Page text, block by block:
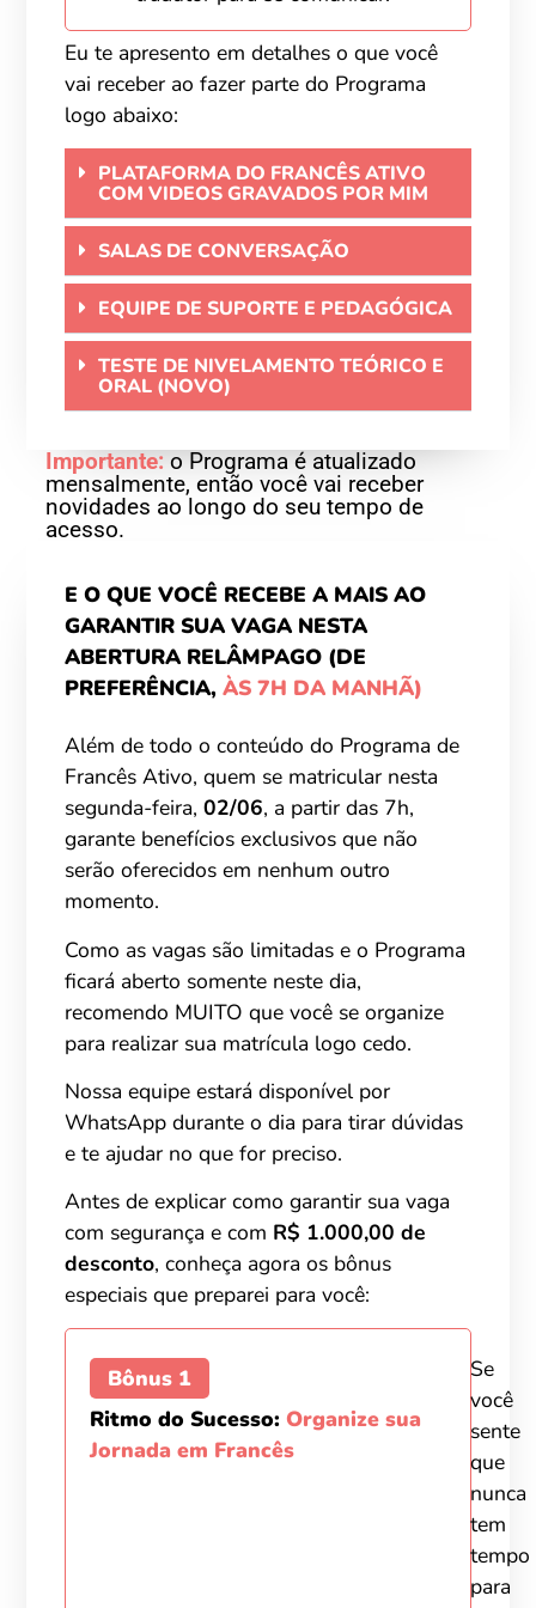
Eu te apresentoem detalhes o que você
vai receber ao fazer parte do Programa
logo abaixo:
PLATAFORMA DO FRANCÊS ATIVO
COM VIDEOS GRAVADOS POR MIM
SALAS DE CONVERSAÇÃO
EQUIPE DE SUPORTE E PEDAGÓGICA
TESTE DE NIVELAMENTO TEÓRICO E
ORAL (NOVO)
Importante: o Programa é atualizado
mensalmente, então você vai receber
novidades ao longo do seu tempo de
acesso.
E O QUE VOCÊ RECEBE A MAIS AO
GARANTIR SUA VAGA NESTA
ABERTURA RELÂMPAGO (DE
PREFERÊNCIA,ÀS 7H DA MANHÃ)
Além de todo o conteúdo do Programa de
Francês Ativo, quem se matricular nesta
segunda-feira,02/06, a partir das 7h,
garante benefícios exclusivos que não
serão oferecidos em nenhum outro
momento.
Como as vagas são limitadas e o Programa
ficará aberto somente neste dia,
recomendo MUITO que você se organize
para realizar sua matrícula logo cedo.
Nossa equipe estará disponível por
WhatsApp durante o dia para tirar dúvidas
e te ajudar no que for preciso.
Antes de explicar como garantir sua vaga
com segurança e com R$ 1.000,00 de
desconto, conheça agora os bônus
especiais que preparei para você:
Bônus 1
Ritmo do Sucesso:Organize sua
Jornada em Francês
Se
você
sente
que
nunca
tem
tempo
para